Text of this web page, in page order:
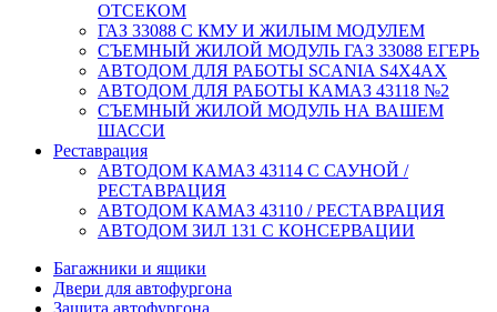
ОТСЕКОМ
ГАЗ 33088 С КМУ И ЖИЛЫМ МОДУЛЕМ
СЪЕМНЫЙ ЖИЛОЙ МОДУЛЬ ГАЗ 33088 ЕГЕРЬ
АВТОДОМ ДЛЯ РАБОТЫ SCANIA S4X4AX
АВТОДОМ ДЛЯ РАБОТЫ КАМАЗ 43118 №2
СЪЕМНЫЙ ЖИЛОЙ МОДУЛЬ НА ВАШЕМ
ШАССИ
Реставрация
АВТОДОМ КАМАЗ 43114 С САУНОЙ /
РЕСТАВРАЦИЯ
АВТОДОМ КАМАЗ 43110 / РЕСТАВРАЦИЯ
АВТОДОМ ЗИЛ 131 С КОНСЕРВАЦИИ
Багажники и ящики
Двери для автофургона
Защита автофургона